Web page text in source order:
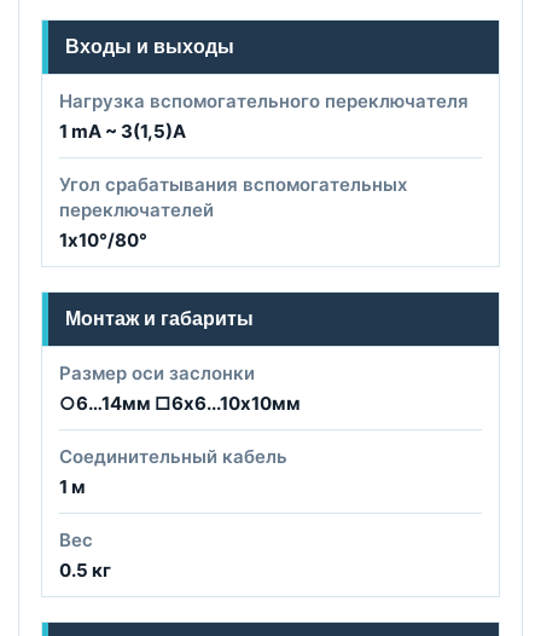
Входы и выходы
Нагрузка вспомогательного переключателя
1 mA ~ 3(1,5)A
Угол срабатывания вспомогательных
переключателей
1х10°/80°
Монтаж и габариты
Размер оси заслонки
○6…14мм □6х6...10х10мм
Соединительный кабель
1 м
Вес
0.5 кг